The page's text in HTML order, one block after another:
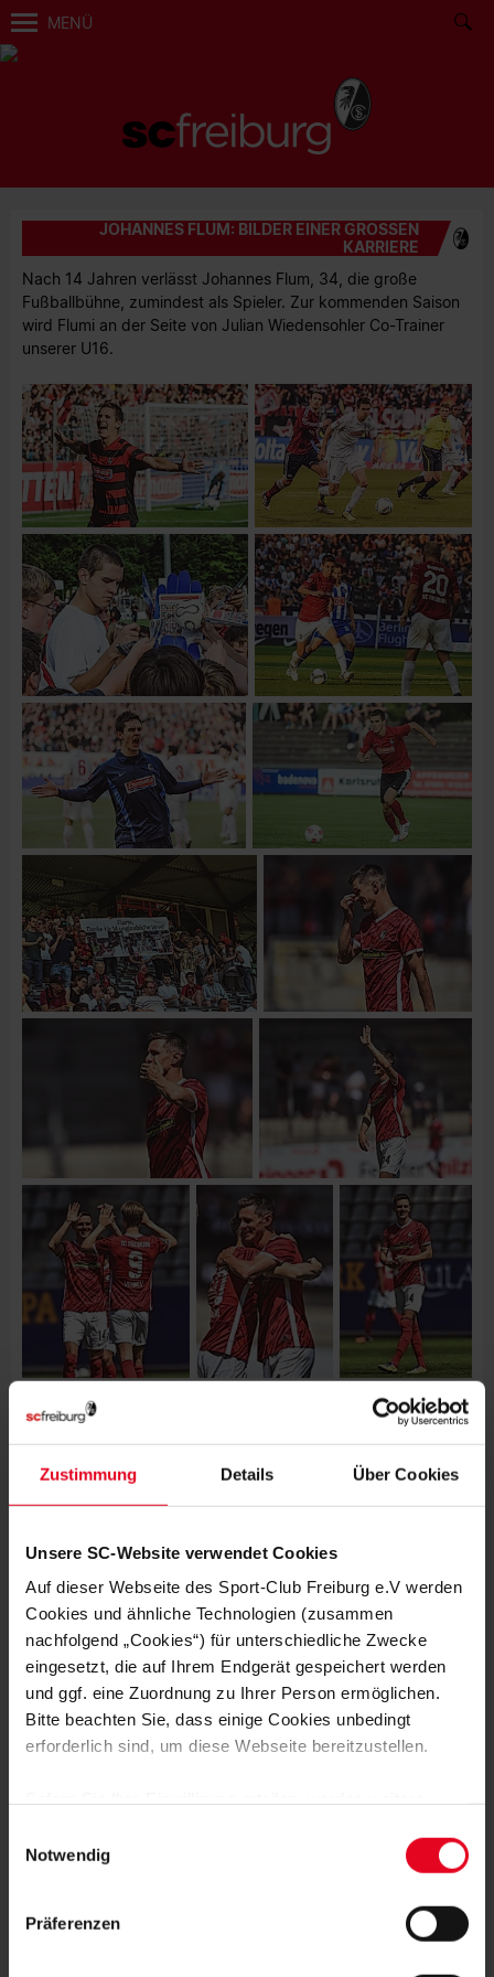
Zustimmung Details Über Cookies
Unsere SC-Website verwendet Cookies
Auf dieser Webseite des Sport-Club Freiburg e.V werden
Cookies und ähnliche Technologien (zusammen
nachfolgend „Cookies“) für unterschiedliche Zwecke
eingesetzt, die auf Ihrem Endgerät gespeichert werden
und ggf. eine Zuordnung zu Ihrer Person ermöglichen.
Bitte beachten Sie, dass einige Cookies unbedingt
erforderlich sind, um diese Webseite bereitzustellen.
Daten von Ihnen (z.B. persönlichen Identifikatoren oder
IP-Adressen) verarbeitet werden. Durch Klicken auf den
Speicherung aller aufgeführten Cookies und der
Notwendig
Präferenzen
MENÜ
JOHANNES FLUM: BILDER EINER GROSSEN K
ARRIERE
Nach 14 Jahren verlässt Johannes Flum, 34, die große
Fußballbühne, zumindest als Spieler. Zur kommenden Saison
wird Flumi an der Seite von Julian Wiedensohler Co-Trainer
unserer U16.
WEITERE GALERIEN
FRAUEN & MÄDCHEN 06.08.2026
DIE BILDER ZUM 2:1-TESTSPIEL-
ERFOLG GEGEN NÜRNBERG